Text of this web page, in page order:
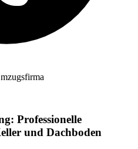
Professionelle
und Dachboden